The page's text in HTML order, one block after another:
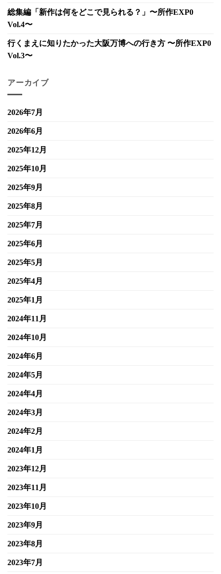
総集編「新作は何をどこで見られる？」〜所作EXP0
Vol.4〜
行くまえに知りたかった大阪万博への行き方 〜所作EXP0
Vol.3〜
アーカイブ
2026年7月
2026年6月
2025年12月
2025年10月
2025年9月
2025年8月
2025年7月
2025年6月
2025年5月
2025年4月
2025年1月
2024年11月
2024年10月
2024年6月
2024年5月
2024年4月
2024年3月
2024年2月
2024年1月
2023年12月
2023年11月
2023年10月
2023年9月
2023年8月
2023年7月